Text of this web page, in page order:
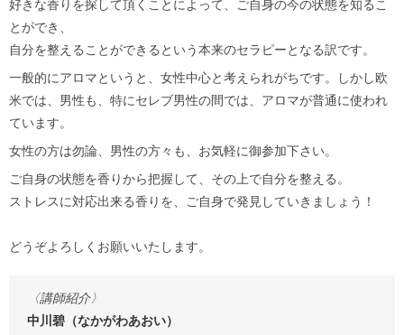
好きな香りを探して頂くことによって、ご自身の今の状態を知るこ
とができ、
自分を整えることができるという本来のセラピーとなる訳です。
一般的にアロマというと、女性中心と考えられがちです。しかし欧
米では、男性も、特にセレブ男性の間では、アロマが普通に使われ
ています。
女性の方は勿論、男性の方々も、お気軽に御参加下さい。
ご自身の状態を香りから把握して、その上で自分を整える。
ストレスに対応出来る香りを、ご自身で発見していきましょう！
どうぞよろしくお願いいたします。
〈講師紹介〉
中川碧（なかがわあおい）